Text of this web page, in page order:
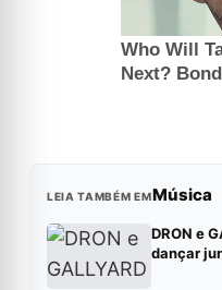
LEIA TAMBÉM EMMúsica
DRON e
dançar